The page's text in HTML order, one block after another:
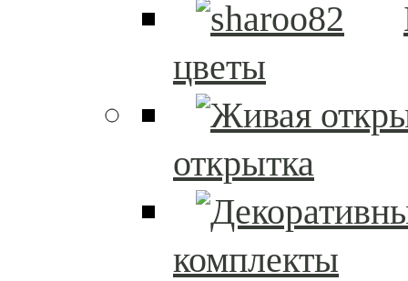
цветы
открытка
комплекты